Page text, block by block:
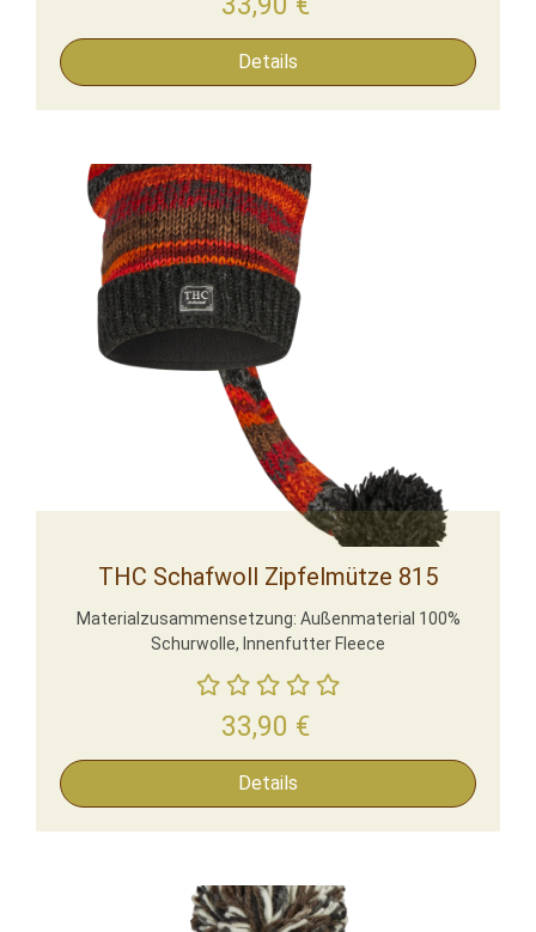
Details
THC Schafwoll Zipfelmütze 815
Materialzusammensetzung: Außenmaterial 100%
Schurwolle, Innenfutter Fleece
33,90 €
Details